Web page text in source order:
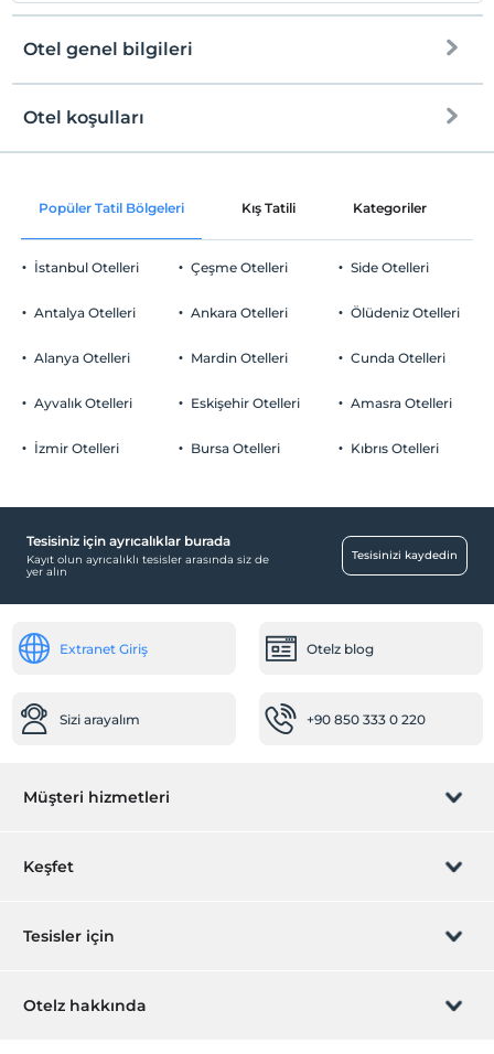
Otel genel bilgileri
Ortak alanlar ve tüm odalar
Otopark
Ücretsiz Özel Otopark
Ortak Alanlar
Havaalanı servisi (ücretli)
Otel koşulları
Check/in
Check/out
En geç saat 11:00 ve öncesi
Evcil Hayvan
2 yaşına kadar olan bebekler ücretsizdir.
Popüler Tatil Bölgeleri Kış Tatili Kategoriler
İstanbul Otelleri
Antalya Otelleri
Alanya Otelleri
Ayvalık Otelleri
İzmir Otelleri
Çeşme Otelleri
Ankara Otelleri
Mardin Otelleri
Eskişehir Otelleri
Bursa Otelleri
Side Otelleri
Ölüdeniz Otelleri
Cunda Otelleri
Amasra Otelleri
Kıbrıs Otelleri
Tesisiniz için ayrıcalıklar burada
Kayıt olun ayrıcalıklı tesisler arasında siz de
yer alın
Tesisinizi kaydedin
Extranet Giriş Otelz blog
Sizi arayalım +90 850 333 0 220
Müşteri hizmetleri
Rezervasyon yönet
Keşfet
Hediye Kart
Tesisler için
Hemen tesisinizi ekleyin
Otelz hakkında